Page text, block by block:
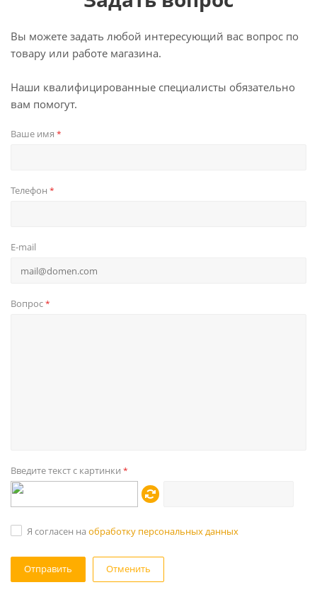
Вы можете задать любой интересующий вас вопрос по
товару или работе магазина.
Наши квалифицированные специалисты обязательно
вам помогут.
Ваше имя *
Телефон *
E-mail
Вопрос*
Введите текст с картинки *
Я согласен на обработку персональных данных
Отменить